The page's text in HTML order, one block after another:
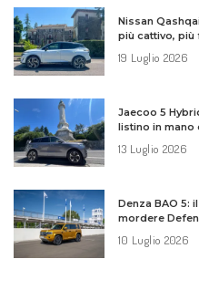
Nissan
più cattivo, più
19 Luglio 2026
Jaecoo 5
listino in mano
13 Luglio 2026
Denza BAO 5:
mordere
10 Luglio 2026